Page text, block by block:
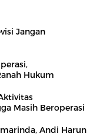
Jangan
Hukum
Masih Beroperasi
Andi Harun